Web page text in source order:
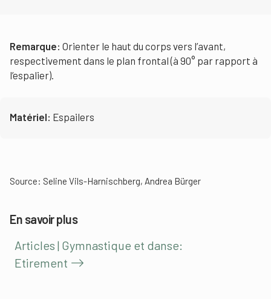
Remarque: Orienter le haut du corps vers l’avant,
respectivement dans le plan frontal (à 90° par rapport à
l’espalier).
Matériel: Espailers
Source: Seline Vils-Harnischberg, Andrea Bürger
En savoir plus
Articles | Gymnastique et danse:
Etirement